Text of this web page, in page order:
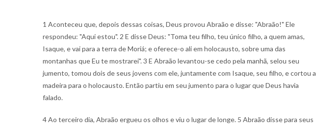
1 Aconteceu que, depois dessas coisas, Deus provou Abraão e disse: "Abraão!" Ele
respondeu: "Aqui estou". 2 E disse Deus: "Toma teu filho, teu único filho, a quem amas,
Isaque, e vai para a terra de Moriá; e oferece-o ali em holocausto, sobre uma das
montanhas que Eu te mostrarei". 3 E Abraão levantou-se cedo pela manhã, selou seu
jumento, tomou dois de seus jovens com ele, juntamente com Isaque, seu filho, e cortou a
madeira para o holocausto. Então partiu em seu jumento para o lugar que Deus havia
falado.
4 Ao terceiro dia, Abraão ergueu os olhos e viu o lugar de longe. 5 Abraão disse para seus